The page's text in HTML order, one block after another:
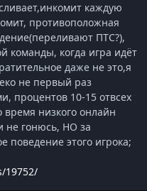
каждую
противоположная
ПТС?),
команды, когда игра идёт
даже не это,я
не первый раз
процентов 10-15 отвсех
время низкого онлайн
не гонюсь, НО за
поведение этого игрока;
19752/